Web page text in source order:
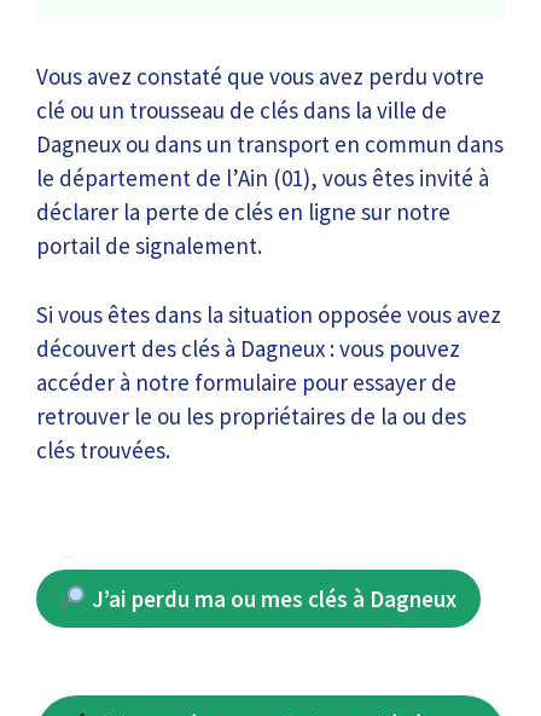
Vous avez constaté que vous avez perdu votre
clé ou un trousseau de clés dans la ville de
Dagneux ou dans un transport en commun dans
le département de l’Ain (01), vous êtes invité à
déclarer la perte de clés en ligne sur notre
portail de signalement.
Si vous êtes dans la situation opposée vous avez
découvert des clés à Dagneux : vous pouvez
accéder à notre formulaire pour essayer de
retrouver le ou les propriétaires de la ou des
clés trouvées.
J’ai perdu ma ou mes clés à Dagneux